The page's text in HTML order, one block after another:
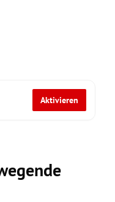
Aktivieren